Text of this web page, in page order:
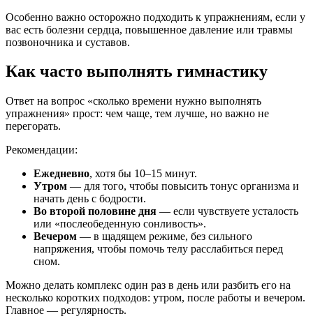
Особенно важно осторожно подходить к упражнениям, если у
вас есть болезни сердца, повышенное давление или травмы
позвоночника и суставов.
Как часто выполнять гимнастику
Ответ на вопрос «сколько времени нужно выполнять
упражнения» прост: чем чаще, тем лучше, но важно не
перегорать.
Рекомендации:
Ежедневно, хотя бы 10–15 минут.
Утром — для того, чтобы повысить тонус организма и
начать день с бодрости.
Во второй половине дня — если чувствуете усталость
или «послеобеденную сонливость».
Вечером — в щадящем режиме, без сильного
напряжения, чтобы помочь телу расслабиться перед
сном.
Можно делать комплекс один раз в день или разбить его на
несколько коротких подходов: утром, после работы и вечером.
Главное — регулярность.